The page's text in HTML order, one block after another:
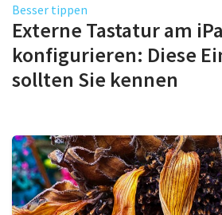
Besser tippen
Externe Tastatur am
konfigurieren: Diese
sollten Sie kennen